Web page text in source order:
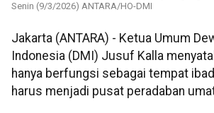
Senin (9/3/2026) ANTARA/HO-DMI
Jakarta (ANTARA) - Ketua Umum
Indonesia (DMI) Jusuf Kalla
hanya berfungsi sebagai tempat
harus menjadi pusat peradaban